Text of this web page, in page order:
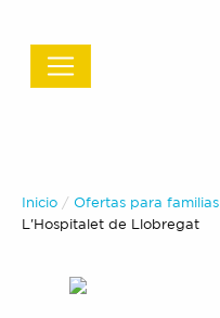
Inicio Ofertas para familias
Actual:
L'Hospitalet de Llobregat